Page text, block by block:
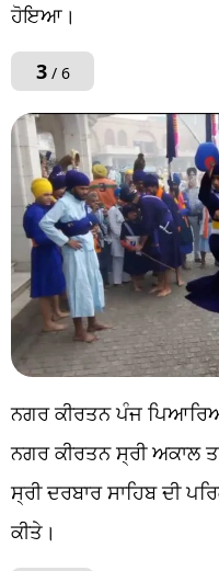
ਹੋਇਆ।
3/ 6
ਨਗਰ ਕੀਰਤਨ ਪੰਜ
ਨਗਰ ਕੀਰਤਨ ਸ੍ਰੀ ਅਕਾਲ
ਸ੍ਰੀ ਦਰਬਾਰ ਸਾਹਿਬ ਦੀ
ਕੀਤੇ।